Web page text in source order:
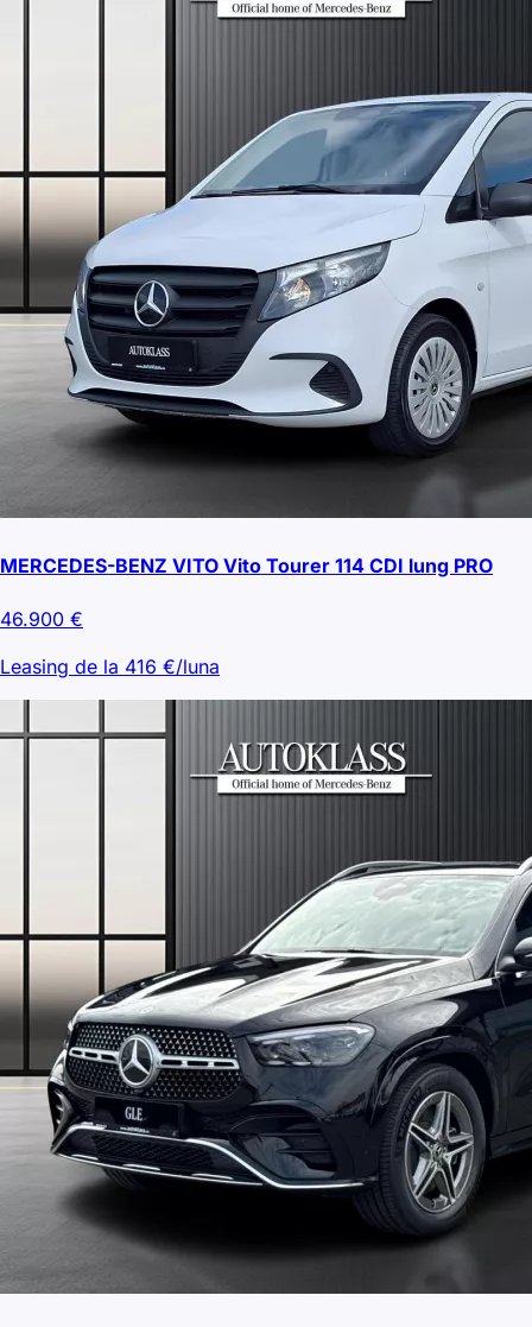
MERCEDES-BENZ VITO Vito Tourer 114 CDI lung PRO
46.900 €
Leasing de la 416 €/luna